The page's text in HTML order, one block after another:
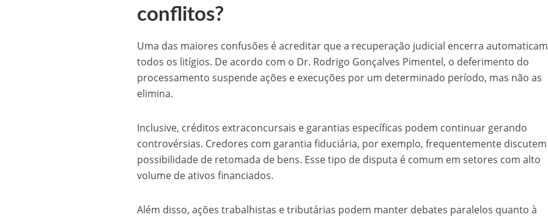
conflitos?
Uma das maiores confusões é acreditar que a recuperação judicial encerra
todos os litígios. De acordo com o Dr. Rodrigo Gonçalves Pimentel, o deferimento do
processamento suspende ações e execuções por um determinado período, mas não as
elimina.
Inclusive, créditos extraconcursais e garantias específicas podem continuar gerando
controvérsias. Credores com garantia fiduciária, por exemplo, frequentemente discutem
possibilidade de retomada de bens. Esse tipo de disputa é comum em setores com alto
volume de ativos financiados.
Além disso, ações trabalhistas e tributárias podem manter debates paralelos quanto à